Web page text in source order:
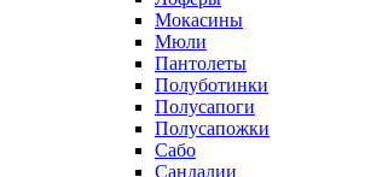
Мокасины
Мюли
Пантолеты
Полуботинки
Полусапоги
Полусапожки
Сабо
Сандалии